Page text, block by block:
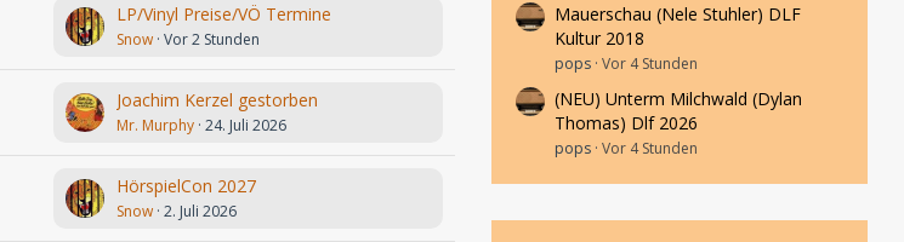
LP/Vinyl Preise/VÖ Termine
Snow Vor 2 Stunden
Joachim Kerzel gestorben
Mr. Murphy 24. Juli 2026
HörspielCon 2027
Snow 2. Juli 2026
Mauerschau (Nele Stuhler) DLF
Kultur 2018
pops Vor 4 Stunden
(NEU) Unterm Milchwald (Dylan
Thomas) Dlf 2026
pops Vor 4 Stunden